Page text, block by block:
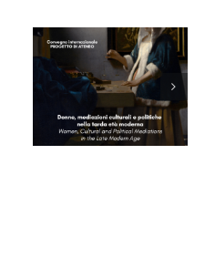
Seminario
di Arabella
Sinclair